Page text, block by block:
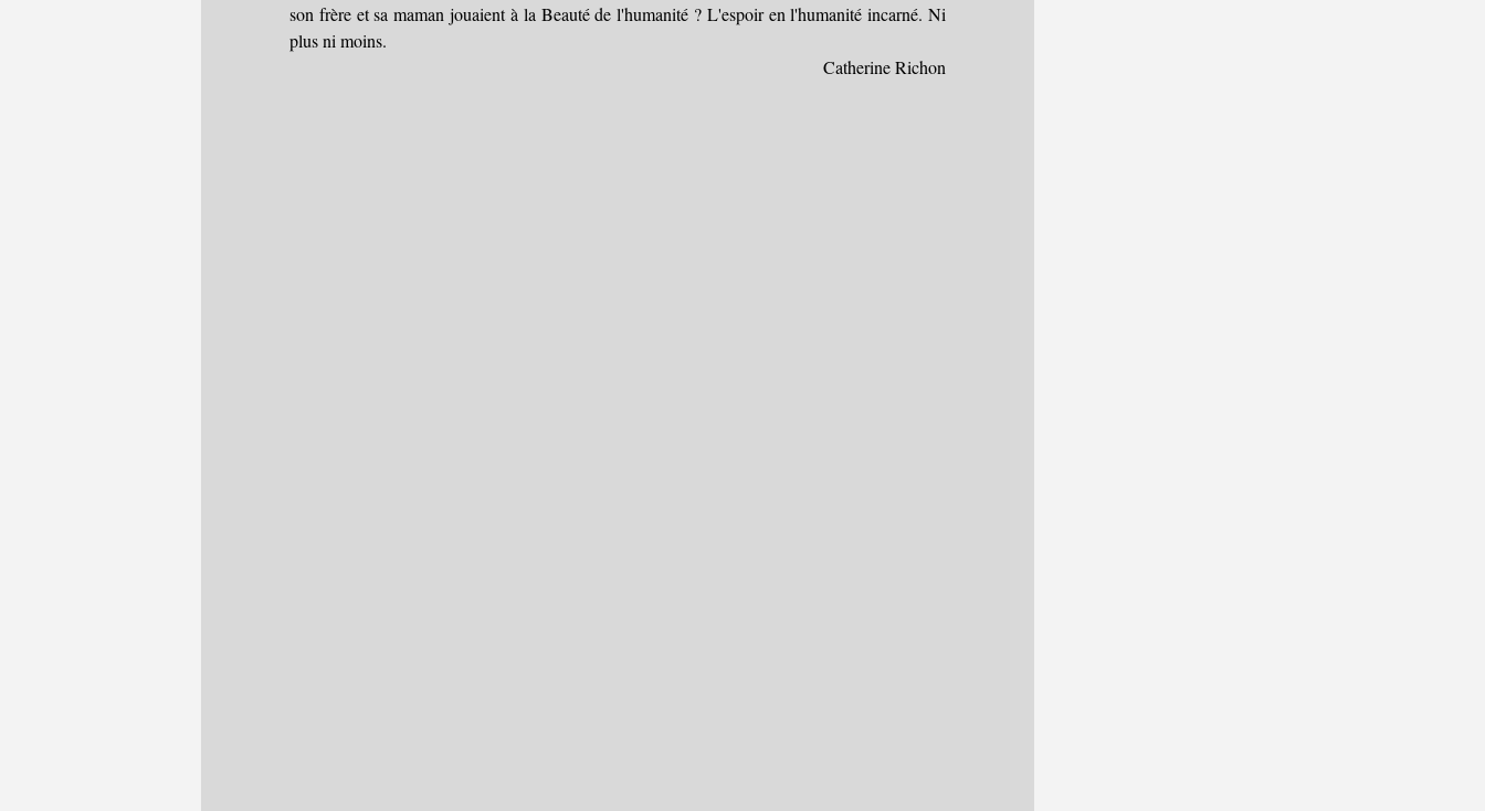
son frère et sa maman jouaient à la Beauté de l'humanité ? L'espoir en l'humanité incarné. Ni
plus ni moins.
Catherine Richon